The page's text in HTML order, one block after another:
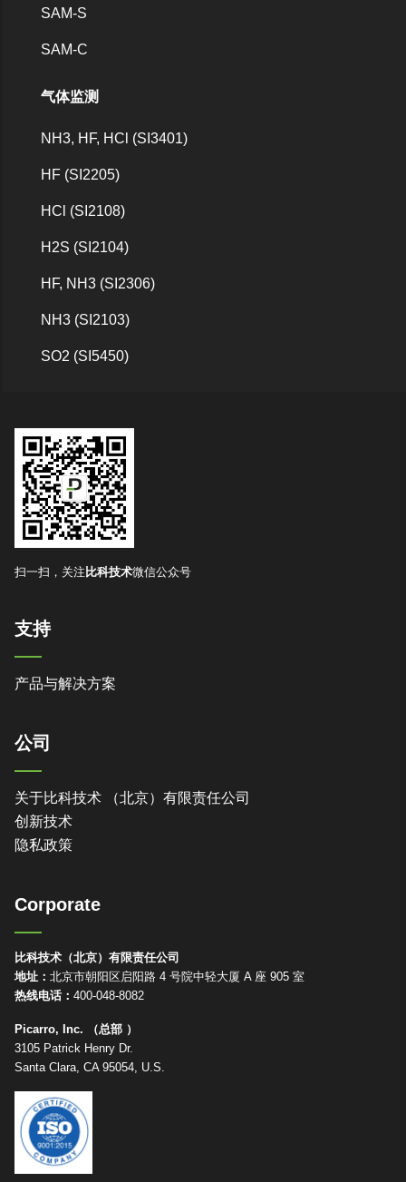
SAM-S
SAM-C
气体监测
NH3, HF, HCl (SI3401)
HF (SI2205)
HCl (SI2108)
H2S (SI2104)
HF, NH3 (SI2306)
NH3 (SI2103)
SO2 (SI5450)
扫一扫，关注 比科技术微信公众号
支持
产品与解决方案
公司
关于比科技术 （北京）有限责任公司
创新技术
隐私政策
Corporate
比科技术（北京）有限责任公司
地址： 北京市朝阳区启阳路 4 号院中轻大厦 A 座 905 室
热线电话： 400-048-8082
Picarro, Inc. （总部 ）
3105 Patrick Henry Dr.
Santa Clara, CA 95054, U.S.